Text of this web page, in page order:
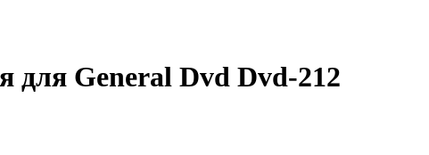
для General Dvd Dvd-212